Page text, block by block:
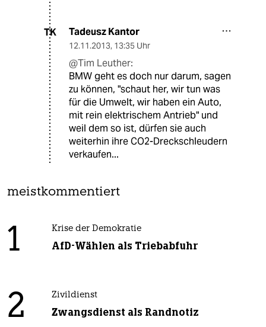
TK Tadeusz Kantor
12.11.2013, 13:35 Uhr
@Tim Leuther:
BMW geht es doch nur darum, sagen
zu können, "schaut her, wir tun was
für die Umwelt, wir haben ein Auto,
mit rein elektrischem Antrieb" und
weil dem so ist, dürfen sie auch
weiterhin ihre CO2-Dreckschleudern
verkaufen...
meistkommentiert
1 Krise der Demokratie
AfD-Wählen als Triebabfuhr
2 Zivildienst
Zwangsdienst als Randnotiz